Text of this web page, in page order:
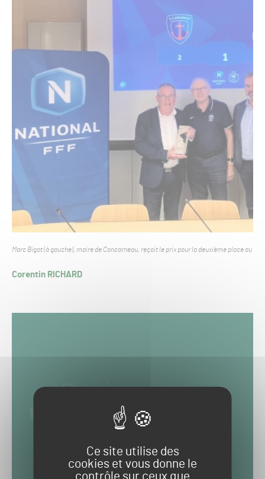
Ce site utilise des
cookies et vous donne le
contrôle sur ceux que
Marc Bigot (à gauche), maire de Concarneau, reçoit le prix pour la deuxième place au
Corentin RICHARD